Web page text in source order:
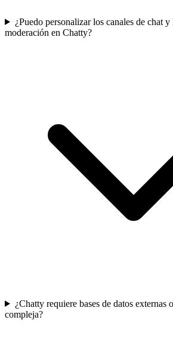
¿Puedo personalizar los canales de chat
moderación en Chatty?
¿Chatty requiere bases de datos externas
compleja?